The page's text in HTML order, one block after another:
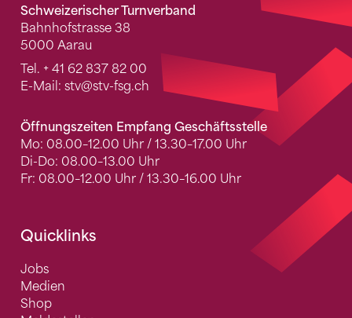
Schweizerischer Turnverband
Bahnhofstrasse 38
5000 Aarau
Tel. + 41 62 837 82 00
E-Mail: stv@stv-fsg.ch
Öffnungszeiten Empfang Geschäftsstelle
Mo: 08.00–12.00 Uhr / 13.30–17.00 Uhr
Di-Do: 08.00–13.00 Uhr
Fr: 08.00–12.00 Uhr / 13.30–16.00 Uhr
Quicklinks
Jobs
Medien
Shop